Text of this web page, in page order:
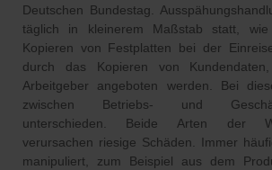
Deutschen Bundestag.
täglich in kleinerem Maßstab statt,
Kopieren von Festplatten bei der
durch das Kopieren von
Arbeitgeber angeboten werden. Bei
zwischen Betriebs- und
unterschieden. Beide Arten der
verursachen riesige Schäden. Immer
manipuliert, zum Beispiel aus dem